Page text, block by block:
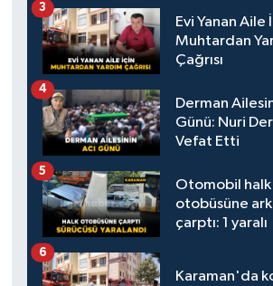
Evi Yanan Aile
Muhtardan
Çağrısı
3
Derman
Günü: Nuri
Vefat Etti
4
Otomobil halk
otobüsüne
çarptı: 1 yaralı
5
Karaman'da
6